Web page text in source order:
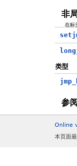
非
在
类型
参阅
Online
本页面